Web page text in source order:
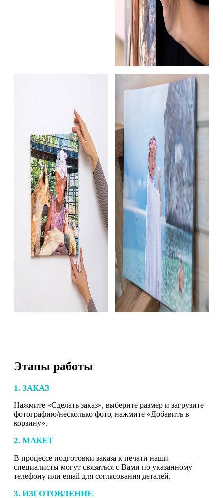
Этапы работы
1. ЗАКАЗ
Нажмите «Сделать заказ», выберите размер и загрузите
фотографию/несколько фото, нажмите «Добавить в
корзину».
2. МАКЕТ
В процессе подготовки заказа к печати наши
специалисты могут связаться с Вами по указанному
телефону или email для согласования деталей.
3. ИЗГОТОВЛЕНИЕ